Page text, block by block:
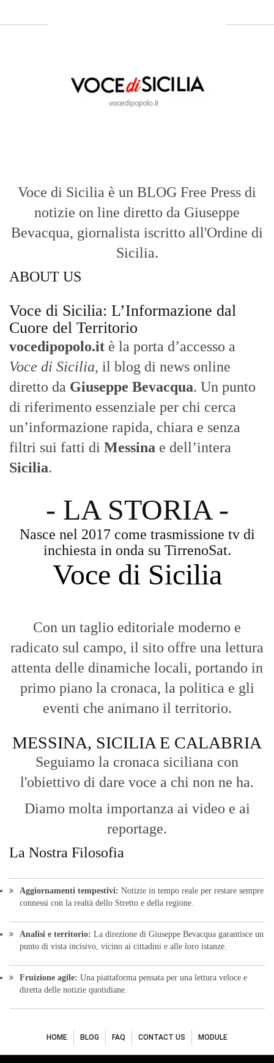
Voce di Sicilia è un BLOG Free Press di
notizie on line diretto da Giuseppe
Bevacqua, giornalista iscritto all'Ordine di
Sicilia.
ABOUT US
Voce di Sicilia: L’Informazione dal
Cuore del Territorio
vocedipopolo.it è la porta d’accesso a
Voce di Sicilia, il blog di news online
diretto da Giuseppe Bevacqua. Un punto
di riferimento essenziale per chi cerca
un’informazione rapida, chiara e senza
filtri sui fatti di Messina e dell’intera
Sicilia.
- LA STORIA -
Nasce nel 2017 come trasmissione tv di
inchiesta in onda su TirrenoSat.
Voce di Sicilia
Con un taglio editoriale moderno e
radicato sul campo, il sito offre una lettura
attenta delle dinamiche locali, portando in
primo piano la cronaca, la politica e gli
eventi che animano il territorio.
MESSINA, SICILIA E CALABRIA
Seguiamo la cronaca siciliana con
l'obiettivo di dare voce a chi non ne ha.
Diamo molta importanza ai video e ai
reportage.
La Nostra Filosofia
Aggiornamenti tempestivi: Notizie in tempo reale per restare sempre
connessi con la realtà dello Stretto e della regione.
Analisi e territorio: La direzione di Giuseppe Bevacqua garantisce un
punto di vista incisivo, vicino ai cittadini e alle loro istanze.
Fruizione agile: Una piattaforma pensata per una lettura veloce e
diretta delle notizie quotidiane.
HOME BLOG FAQ CONTACT US MODULE